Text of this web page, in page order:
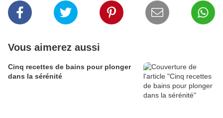
Vous aimerez aussi
Cinq recettes de bains pour plonger
dans la sérénité